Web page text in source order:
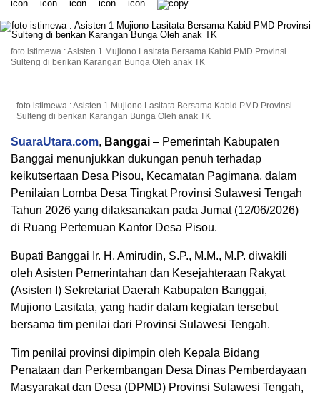
foto istimewa : Asisten 1 Mujiono Lasitata Bersama Kabid PMD Provinsi
Sulteng di berikan Karangan Bunga Oleh anak TK
foto istimewa : Asisten 1 Mujiono Lasitata Bersama Kabid PMD Provinsi
Sulteng di berikan Karangan Bunga Oleh anak TK
SuaraUtara.com, Banggai – Pemerintah Kabupaten
Banggai menunjukkan dukungan penuh terhadap
keikutsertaan Desa Pisou, Kecamatan Pagimana, dalam
Penilaian Lomba Desa Tingkat Provinsi Sulawesi Tengah
Tahun 2026 yang dilaksanakan pada Jumat (12/06/2026)
di Ruang Pertemuan Kantor Desa Pisou.
Bupati Banggai Ir. H. Amirudin, S.P., M.M., M.P. diwakili
oleh Asisten Pemerintahan dan Kesejahteraan Rakyat
(Asisten I) Sekretariat Daerah Kabupaten Banggai,
Mujiono Lasitata, yang hadir dalam kegiatan tersebut
bersama tim penilai dari Provinsi Sulawesi Tengah.
Tim penilai provinsi dipimpin oleh Kepala Bidang
Penataan dan Perkembangan Desa Dinas Pemberdayaan
Masyarakat dan Desa (DPMD) Provinsi Sulawesi Tengah,